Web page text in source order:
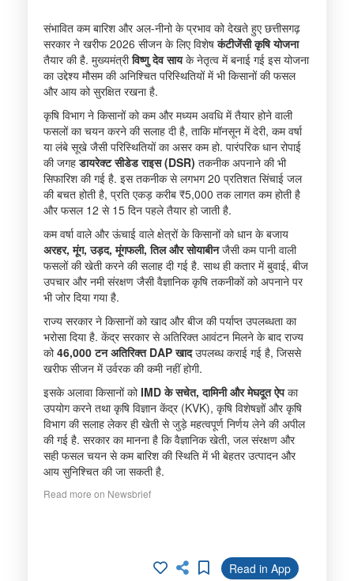
संभावित कम बारिश और अल-नीनो के प्रभाव को देखते हुए छत्तीसगढ़
सरकार ने खरीफ 2026 सीजन के लिए विशेषकंटीजेंसी कृषि योजना
तैयार की है. मुख्यमंत्रीविष्णु देव सायके नेतृत्व में बनाई गई इस योजना
का उद्देश्य मौसम की अनिश्चित परिस्थितियों में भी किसानों की फसल
और आय को सुरक्षित रखना है.
कृषि विभाग ने किसानों को कम और मध्यम अवधि में तैयार होने वाली
फसलों का चयन करने की सलाह दी है, ताकि मॉनसून में देरी, कम वर्षा
या लंबे सूखे जैसी परिस्थितियों का असर कम हो. पारंपरिक धान रोपाई
की जगहडायरेक्ट सीडेड राइस (DSR) तकनीक अपनाने की भी
सिफारिश की गई है. इस तकनीक से लगभग 20 प्रतिशत सिंचाई जल
की बचत होती है, प्रति एकड़ करीब ₹5,000 तक लागत कम होती है
और फसल 12 से 15 दिन पहले तैयार हो जाती है.
कम वर्षा वाले और ऊंचाई वाले क्षेत्रों के किसानों को धान के बजाय
अरहर, मूंग, उड़द, मूंगफली, तिल और सोयाबीनजैसी कम पानी वाली
फसलों की खेती करने की सलाह दी गई है. साथ ही कतार में बुवाई, बीज
उपचार और नमी संरक्षण जैसी वैज्ञानिक कृषि तकनीकों को अपनाने पर
भी जोर दिया गया है.
राज्य सरकार ने किसानों को खाद और बीज की पर्याप्त उपलब्धता का
भरोसा दिया है. केंद्र सरकार से अतिरिक्त आवंटन मिलने के बाद राज्य
को46,000 टन अतिरिक्त DAP खादउपलब्ध कराई गई है, जिससे
खरीफ सीजन में उर्वरक की कमी नहीं होगी.
इसके अलावा किसानों कोIMD के सचेत, दामिनी और मेघदूत ऐपका
उपयोग करने तथा कृषि विज्ञान केंद्र (KVK), कृषि विशेषज्ञों और कृषि
विभाग की सलाह लेकर ही खेती से जुड़े महत्वपूर्ण निर्णय लेने की अपील
की गई है. सरकार का मानना है कि वैज्ञानिक खेती, जल संरक्षण और
सही फसल चयन से कम बारिश की स्थिति में भी बेहतर उत्पादन और
आय सुनिश्चित की जा सकती है.
Read more on Newsbrief
Read in App